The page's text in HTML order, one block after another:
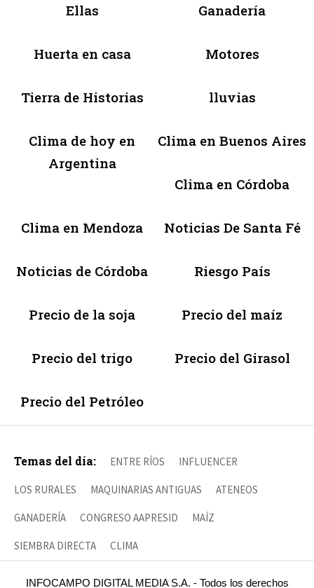
Ellas Ganadería
Huerta en casa Motores
Tierra de Historias lluvias
Clima de hoy en
Argentina
Clima en Buenos Aires
Clima en Córdoba
Clima en Mendoza Noticias De Santa Fé
Noticias de Córdoba Riesgo País
Precio de la soja Precio del maíz
Precio del trigo Precio del Girasol
Precio del Petróleo
Temas del día: ENTRE RÍOS INFLUENCER
LOS RURALES MAQUINARIAS ANTIGUAS ATENEOS
GANADERÍA CONGRESO AAPRESID MAÍZ
SIEMBRA DIRECTA CLIMA
INFOCAMPO DIGITAL MEDIA S.A. - Todos los derechos